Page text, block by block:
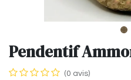
Pendentif
(0 avis)